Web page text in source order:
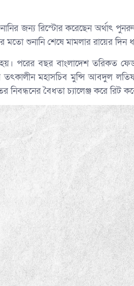
জন্য রিস্টোর করেছেন অর্থাৎ
শুনানি শেষে মামলার রায়ের দিন
পরের বছর বাংলাদেশ তরিকত
তৎকালীন মহাসচিব মুন্সি আবদুল
বৈধতা চ্যালেঞ্জ করে রিট